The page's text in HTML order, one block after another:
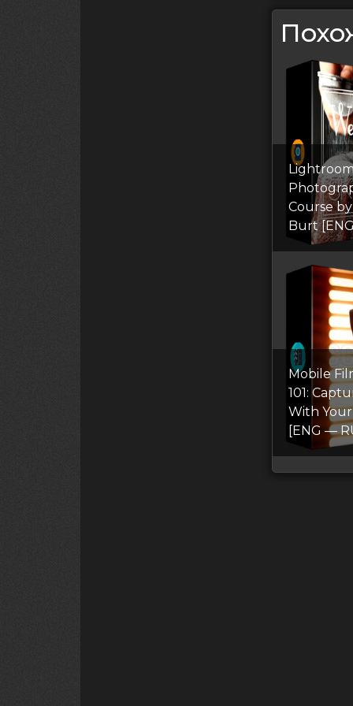
Course
Burt
Mobile
101:
With
[ENG —